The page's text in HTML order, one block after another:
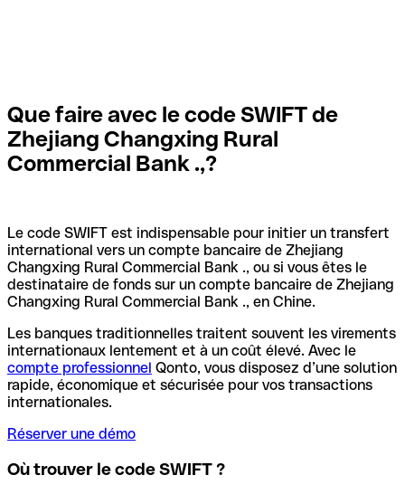
Que faire avec le code SWIFT de
Zhejiang Changxing Rural
Commercial Bank .,?
Le code SWIFT est indispensable pour initier un transfert
international vers un compte bancaire de Zhejiang
Changxing Rural Commercial Bank ., ou si vous êtes le
destinataire de fonds sur un compte bancaire de Zhejiang
Changxing Rural Commercial Bank ., en Chine.
Les banques traditionnelles traitent souvent les virements
internationaux lentement et à un coût élevé. Avec le
compte professionnel Qonto, vous disposez d’une solution
rapide, économique et sécurisée pour vos transactions
internationales.
Réserver une démo
Où trouver le code SWIFT ?